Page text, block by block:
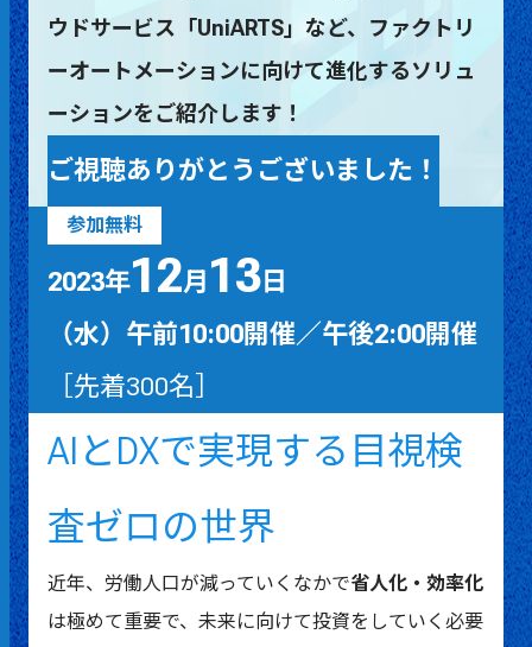
ウドサービス「UniARTS」など、ファクトリ
ーオートメーションに向けて進化するソリュ
ーションをご紹介します！
ご視聴ありがとうございました！
参加無料
2023年12月 13 日
（水）午前10:00開催／午後2:00開催
［先着300名］
AIとDXで実現する目視検
査ゼロの世界
近年、労働人口が減っていくなかで省人化・効率化
は極めて重要で、未来に向けて投資をしていく必要